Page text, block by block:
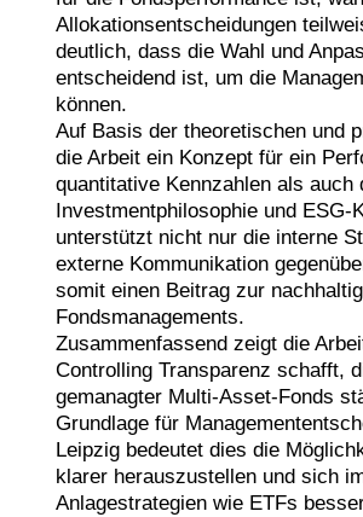
Allokationsentscheidungen
deutlich, dass die Wahl und
entscheidend ist, um die
können.
Auf Basis der theoretischen und
die Arbeit ein Konzept für ein
quantitative Kennzahlen als auch
Investmentphilosophie und
unterstützt nicht nur die interne
externe Kommunikation
somit einen Beitrag zur
Fondsmanagements.
Zusammenfassend zeigt die
Controlling Transparenz schafft,
gemanagter Multi-Asset-Fonds
Grundlage für
Leipzig bedeutet dies die
klarer herauszustellen und sich
Anlagestrategien wie ETFs